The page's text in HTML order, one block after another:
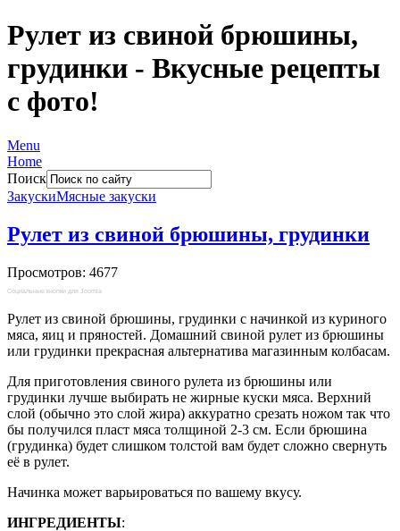
Рулет из свиной брюшины,
грудинки - Вкусные рецепты
с фото!
Menu
Home
Поиск
ЗакускиМясные закуски
Рулет из свиной брюшины, грудинки
Просмотров: 4677
Социальные кнопки для Joomla
Рулет из свиной брюшины, грудинки с начинкой из куриного
мяса, яиц и пряностей. Домашний свиной рулет из брюшины
или грудинки прекрасная альтернатива магазинным колбасам.
Для приготовления свиного рулета из брюшины или
грудинки лучше выбирать не жирные куски мяса. Верхний
слой (обычно это слой жира) аккуратно срезать ножом так что
бы получился пласт мяса толщиной 2-3 см. Если брюшина
(грудинка) будет слишком толстой вам будет сложно свернуть
её в рулет.
Начинка может варьироваться по вашему вкусу.
ИНГРЕДИЕНТЫ: